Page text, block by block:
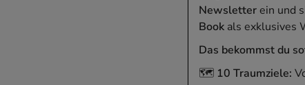
Newsletterein und
Book als exklusives
Das bekommst du
🗺️ 10 Traumziele: